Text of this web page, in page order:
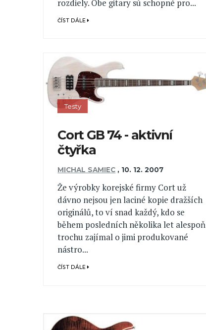
rozdiely. Obe gitary sú schopné pro...
ČÍST DÁLE
Testy
Cort GB 74 - aktivní
čtyřka
MICHAL SAMIEC , 10. 12. 2007
Že výrobky korejské firmy Cort už
dávno nejsou jen laciné kopie dražších
originálů, to ví snad každý, kdo se
během posledních několika let alespoň
trochu zajímal o jimi produkované
nástro...
ČÍST DÁLE